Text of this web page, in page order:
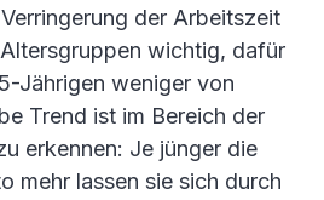
der Arbeitszeit
wichtig, dafür
Jährigen weniger von
Trend ist im Bereich der
erkennen: Je jünger die
mehr lassen sie sich durch